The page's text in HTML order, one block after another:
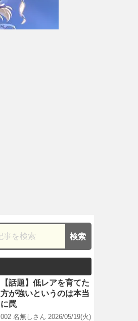
【話題】低レアを育てた
方が強いというのは本当
に罠
002 名無しさん 2026/05/19(火)